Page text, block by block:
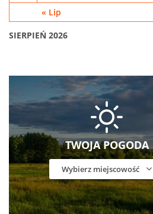
SIERPIEŃ 2026
« Lip
TWOJA POGODA
Wybierz miejscowość